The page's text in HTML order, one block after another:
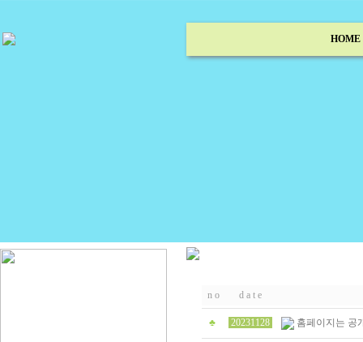
HOME
n o d a t e
♣ 20231128 홈페이지는 공